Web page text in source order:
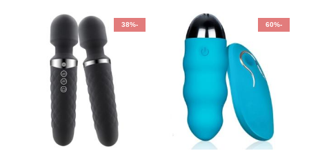
-60%
-38%